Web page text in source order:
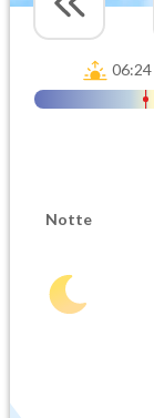
06:24
Notte